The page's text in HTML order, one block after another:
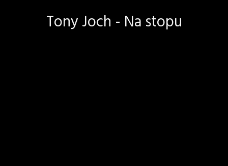
Tony Joch - Na stopu